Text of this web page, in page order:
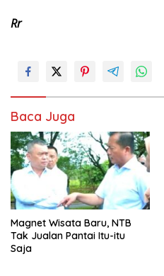
Rr
Baca Juga
Magnet Wisata Baru, NTB
Tak Jualan Pantai Itu-itu
Saja